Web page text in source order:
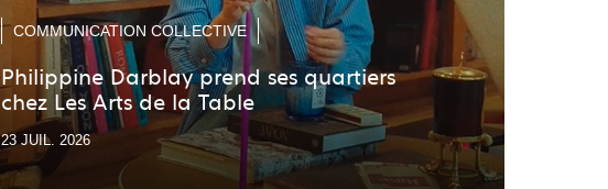
COMMUNICATION COLLECTIVE
Philippine Darblay prend ses quartiers
chez Les Arts de la Table
23 JUIL. 2026